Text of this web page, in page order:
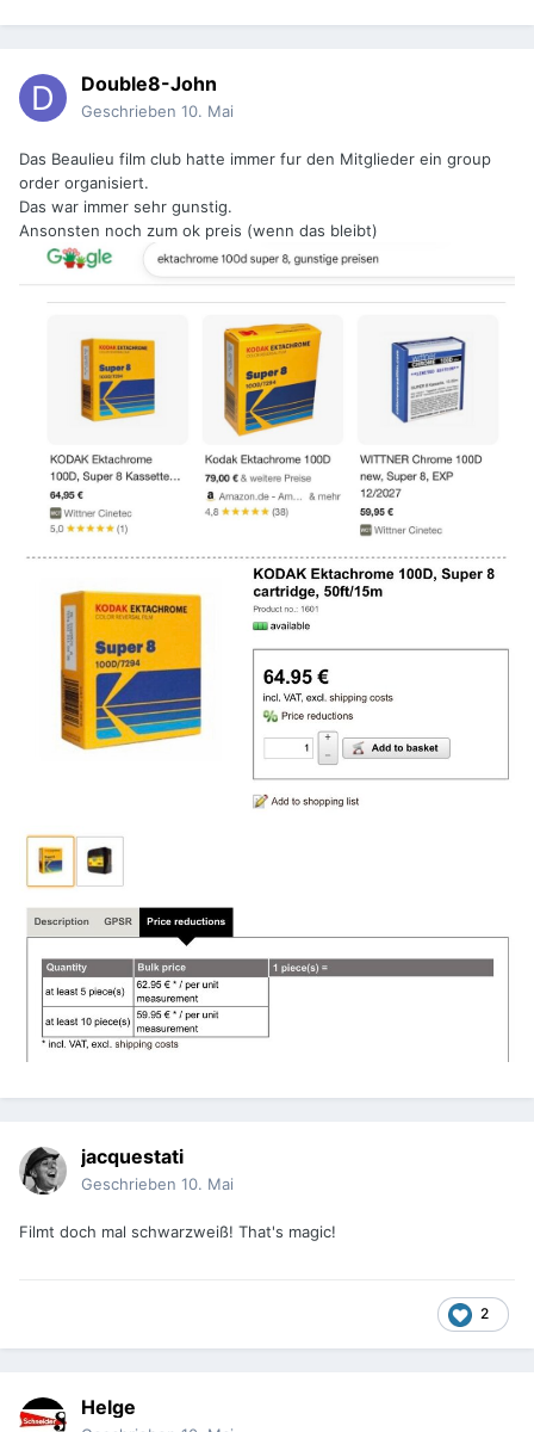
Double8-John
Geschrieben 10. Mai
Das Beaulieu film club hatte immer fur den Mitglieder ein group
order organisiert.
Das war immer sehr gunstig.
Ansonsten noch zum ok preis (wenn das bleibt)
jacquestati
Geschrieben 10. Mai
Filmt doch mal schwarzweiß! That's magic!
2
Helge